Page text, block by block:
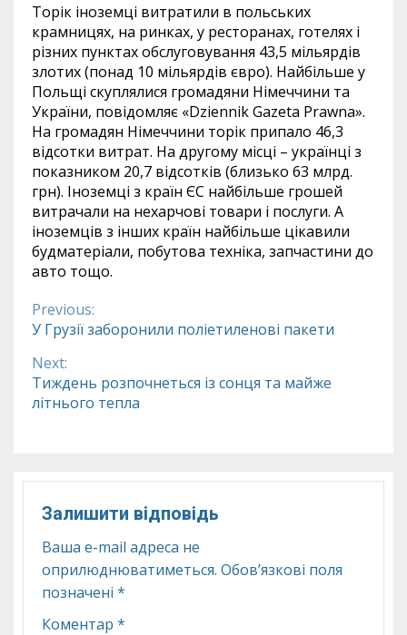
Торік іноземці витратили в польських
крамницях, на ринках, у ресторанах, готелях і
різних пунктах обслуговування 43,5 мільярдів
злотих (понад 10 мільярдів євро). Найбільше у
Польщі скуплялися громадяни Німеччини та
України, повідомляє «Dziennik Gazeta Prawna».
На громадян Німеччини торік припало 46,3
відсотки витрат. На другому місці – українці з
показником 20,7 відсотків (близько 63 млрд.
грн). Іноземці з країн ЄС найбільше грошей
витрачали на нехарчові товари і послуги. А
іноземців з інших країн найбільше цікавили
будматеріали, побутова техніка, запчастини до
авто тощо.
Continue
Reading
Previous:
У Грузії заборонили поліетиленові пакети
Next:
Тиждень розпочнеться із сонця та майже
літнього тепла
Залишити відповідь
Ваша e-mail адреса не
оприлюднюватиметься. Обов’язкові поля
позначені *
Коментар *